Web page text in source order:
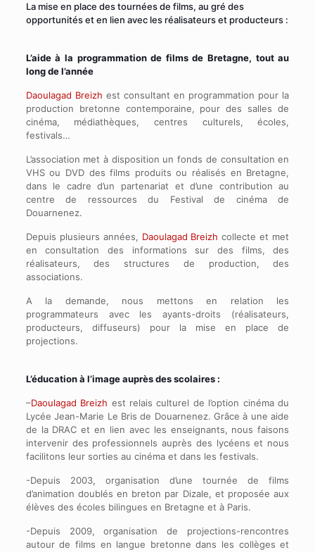
La mise en place des tournées de films, au gré des
opportunités et en lien avec les réalisateurs et producteurs :
L’aide à la programmation de films de Bretagne, tout au
long de l’année
Daoulagad Breizh est consultant en programmation pour la
production bretonne contemporaine, pour des salles de
cinéma, médiathèques, centres culturels, écoles,
festivals…
L’association met à disposition un fonds de consultation en
VHS ou DVD des films produits ou réalisés en Bretagne,
dans le cadre d’un partenariat et d’une contribution au
centre de ressources du Festival de cinéma de
Douarnenez.
Depuis plusieurs années, Daoulagad Breizh collecte et met
en consultation des informations sur des films, des
réalisateurs, des structures de production, des
associations.
A la demande, nous mettons en relation les
programmateurs avec les ayants-droits (réalisateurs,
producteurs, diffuseurs) pour la mise en place de
projections.
L’éducation à l’image auprès des scolaires :
–Daoulagad Breizh est relais culturel de l’option cinéma du
Lycée Jean-Marie Le Bris de Douarnenez. Grâce à une aide
de la DRAC et en lien avec les enseignants, nous faisons
intervenir des professionnels auprès des lycéens et nous
facilitons leur sorties au cinéma et dans les festivals.
-Depuis 2003, organisation d’une tournée de films
d’animation doublés en breton par Dizale, et proposée aux
élèves des écoles bilingues en Bretagne et à Paris.
-Depuis 2009, organisation de projections-rencontres
autour de films en langue bretonne dans les collèges et